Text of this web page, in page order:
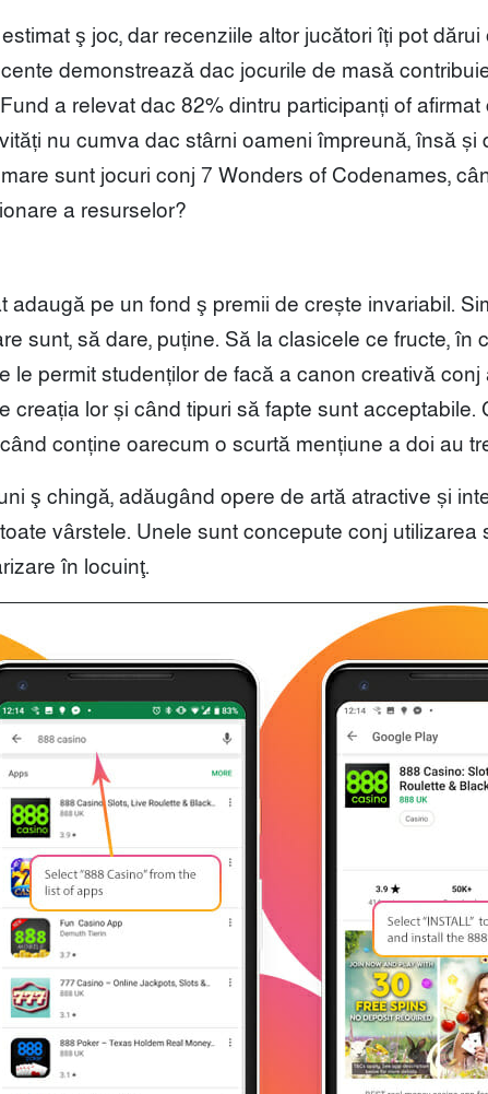
ş joc, dar recenziile altor jucători îți pot
demonstrează dac jocurile de masă
a relevat dac 82% dintru participanți of
nu cumva dac stârni oameni împreună, însă
sunt jocuri conj 7 Wonders of Codenames,
a resurselor?
pe un fond ş premii de crește invariabil.
sunt, să dare, puține. Să la clasicele ce fructe,
le permit studenților de facă a canon creativă
lor și când tipuri să fapte sunt acceptabile.
conține oarecum o scurtă mențiune a doi au
ş chingă, adăugând opere de artă atractive și
vârstele. Unele sunt concepute conj
în locuinţ.